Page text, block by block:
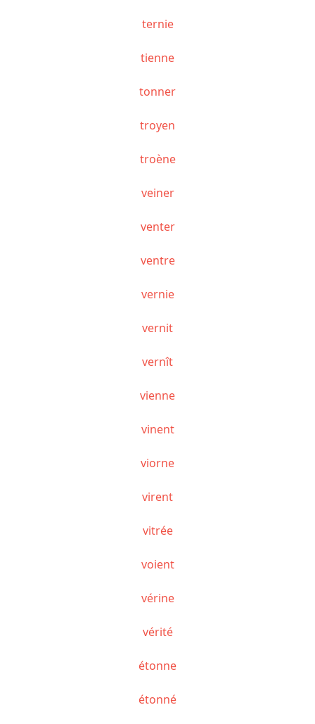
ternie
tienne
tonner
troyen
troène
veiner
venter
ventre
vernie
vernit
vernît
vienne
vinent
viorne
virent
vitrée
voient
vérine
vérité
étonne
étonné